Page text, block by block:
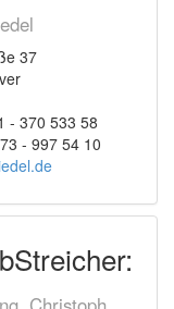
37
- 370 533 58
- 997 54 10